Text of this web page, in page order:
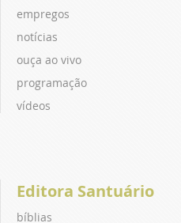
empregos
notícias
ouça ao vivo
programação
vídeos
Editora Santuário
bíblias